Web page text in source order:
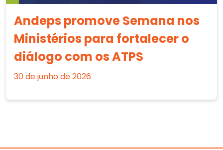
Andeps promove Semana nos
Ministérios para fortalecer o
diálogo com os ATPS
30 de junho de 2026